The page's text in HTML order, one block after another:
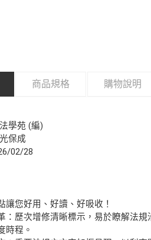
商品規格 購物說明
學苑 (編)
保成
02/28
您好用、好讀、好吸收！
：歷次增修清晰標示，易於瞭解法
時程。